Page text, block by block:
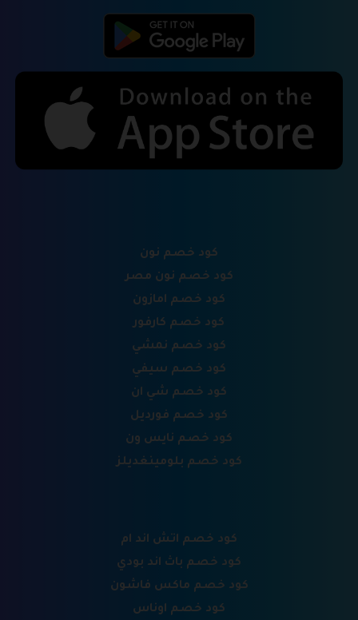
كود خصم نون
كود خصم نون مصر
كود خصم امازون
كود خصم كارفور
كود خصم نمشي
كود خصم سيفي
كود خصم شي ان
كود خصم فورديل
كود خصم نايس ون
كود خصم بلومينغديلز
كود خصم اتش اند ام
كود خصم باث اند بودي
كود خصم ماكس فاشون
كود خصم اوناس